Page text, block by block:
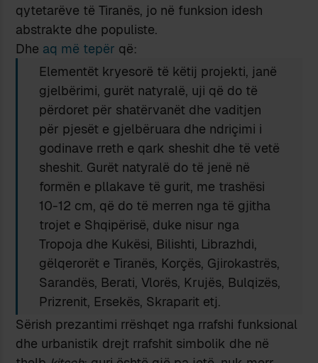
qytetarëve të Tiranës, jo në funksion idesh
abstrakte dhe populiste.
Dhe aq më tepër që:
Elementët kryesorë të këtij projekti, janë
gjelbërimi, gurët natyralë, uji që do të
përdoret për shatërvanët dhe vaditjen
për pjesët e gjelbëruara dhe ndriçimi i
godinave rreth e qark sheshit dhe të vetë
sheshit. Gurët natyralë do të jenë në
formën e pllakave të gurit, me trashësi
10-12 cm, që do të merren nga të gjitha
trojet e Shqipërisë, duke nisur nga
Tropoja dhe Kukësi, Bilishti, Librazhdi,
gëlqerorët e Tiranës, Korçës, Gjirokastrës,
Sarandës, Berati, Vlorës, Krujës, Bulqizës,
Prizrenit, Ersekës, Skraparit etj.
Sërish prezantimi rrëshqet nga rrafshi funksional
dhe urbanistik drejt rrafshit simbolik dhe në